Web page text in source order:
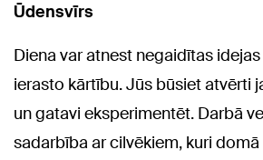
Ūdensvīrs
Diena var atnest negaidītas
ierasto kārtību. Jūs būsiet atvērti
un gatavi eksperimentēt. Darbā
sadarbība ar cilvēkiem, kuri